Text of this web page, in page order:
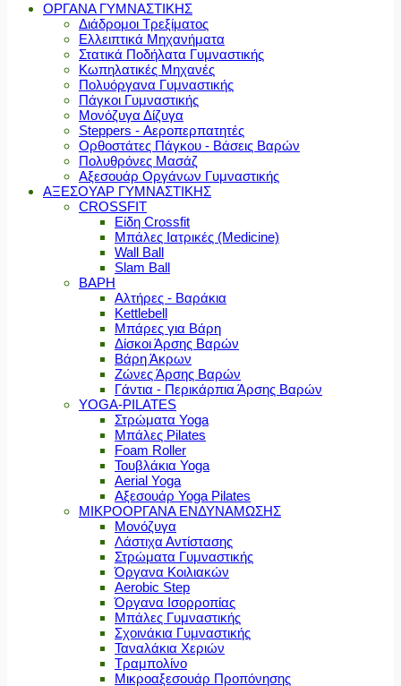
ΟΡΓΑΝΑ ΓΥΜΝΑΣΤΙΚΗΣ
Διάδρομοι Τρεξίματος
Ελλειπτικά Μηχανήματα
Στατικά Ποδήλατα Γυμναστικής
Κωπηλατικές Μηχανές
Πολυόργανα Γυμναστικής
Πάγκοι Γυμναστικής
Μονόζυγα Δίζυγα
Steppers - Αεροπερπατητές
Ορθοστάτες Πάγκου - Βάσεις Βαρών
Πολυθρόνες Μασάζ
Αξεσουάρ Οργάνων Γυμναστικής
ΑΞΕΣΟΥΑΡ ΓΥΜΝΑΣΤΙΚΗΣ
CROSSFIT
Είδη Crossfit
Μπάλες Ιατρικές (Medicine)
Wall Ball
Slam Ball
ΒΑΡΗ
Αλτήρες - Βαράκια
Kettlebell
Μπάρες για Βάρη
Δίσκοι Άρσης Βαρών
Βάρη Άκρων
Ζώνες Άρσης Βαρών
Γάντια - Περικάρπια Άρσης Βαρών
YOGA-PILATES
Στρώματα Yoga
Μπάλες Pilates
Foam Roller
Τουβλάκια Yoga
Aerial Yoga
Αξεσουάρ Yoga Pilates
ΜΙΚΡΟΟΡΓΑΝΑ ΕΝΔΥΝΑΜΩΣΗΣ
Μονόζυγα
Λάστιχα Αντίστασης
Στρώματα Γυμναστικής
Όργανα Κοιλιακών
Aerobic Step
Όργανα Ισορροπίας
Μπάλες Γυμναστικής
Σχοινάκια Γυμναστικής
Ταναλάκια Χεριών
Τραμπολίνο
Μικροαξεσουάρ Προπόνησης